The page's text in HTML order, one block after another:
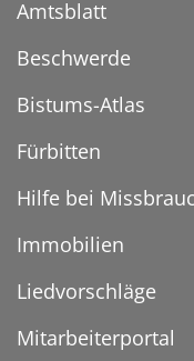
Amtsblatt
Beschwerde
Bistums-Atlas
Fürbitten
Hilfe bei
Immobilien
Liedvorschläge
Mitarbeiterportal